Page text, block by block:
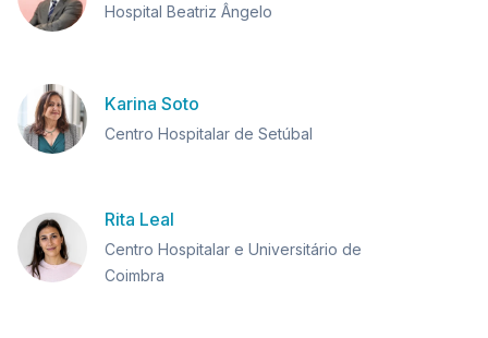
Hospital Beatriz Ângelo
Karina Soto
Centro Hospitalar de Setúbal
Rita Leal
Centro Hospitalar e Universitário de
Coimbra